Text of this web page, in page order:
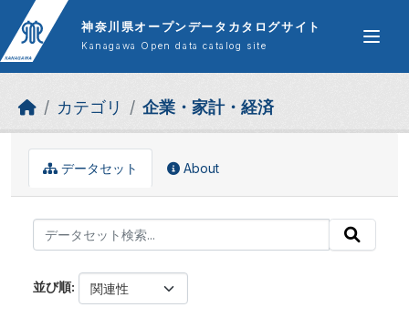
Skip to main content
神奈川県オープンデータカタログサイト
Kanagawa Open data catalog site
カテゴリ 企業・家計・経済
データセット About
並び順